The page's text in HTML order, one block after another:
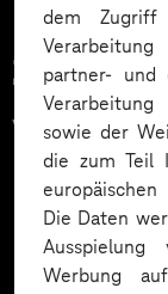
dem
Verarbeitung
partner- und
sowie der
die zum Teil
Die Daten
Werbung